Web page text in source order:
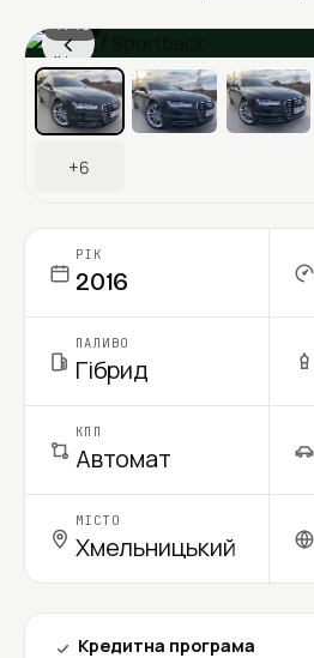
‹
1 / 13
Ціна в місяць
+6
РІК
2016
ПАЛИВО
Гібрид
КПП
Автомат
МІСТО
Хмельницький
Кредитна програма